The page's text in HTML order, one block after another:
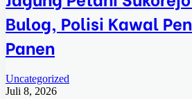
Bulog, Polisi Kawal
Panen
Uncategorized
Juli 8, 2026